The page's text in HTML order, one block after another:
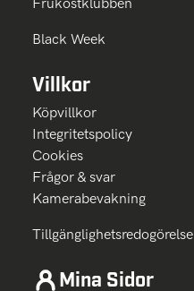
Black Week
Villkor
Köpvillkor
Integritetspolicy
Cookies
Frågor & svar
Kamerabevakning
Tillgänglighetsredogörelse
Mina Sidor